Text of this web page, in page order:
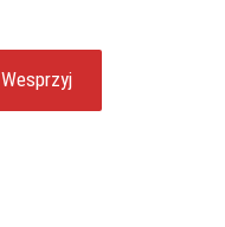
Wesprzyj